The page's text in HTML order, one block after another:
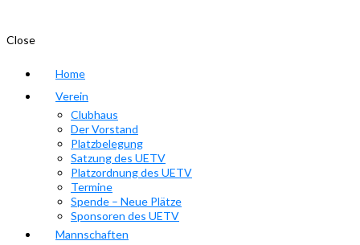
Close
Home
Verein
Clubhaus
Der Vorstand
Platzbelegung
Satzung des UETV
Platzordnung des UETV
Termine
Spende – Neue Plätze
Sponsoren des UETV
Mannschaften